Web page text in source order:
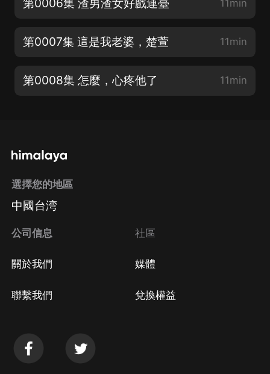
第0006集 渣男渣女好戲連臺 11min
第0007集 這是我老婆，楚萱 11min
第0008集 怎麼，心疼他了 11min
選擇您的地區
中國台湾
公司信息
關於我們
聯繫我們
社區
媒體
兌換權益